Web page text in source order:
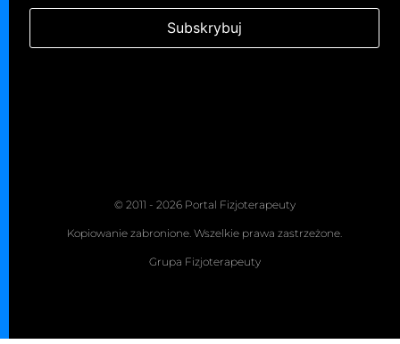
© 2011 - 2026 Portal Fizjoterapeuty
Kopiowanie zabronione. Wszelkie prawa zastrzeżone.
Grupa Fizjoterapeuty